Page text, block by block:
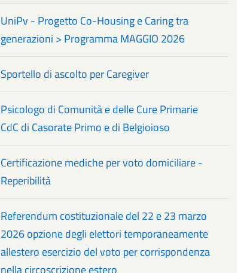
UniPv - Progetto Co-Housing e Caring tra
generazioni > Programma MAGGIO 2026
Sportello di ascolto per Caregiver
Psicologo di Comunità e delle Cure Primarie
CdC di Casorate Primo e di Belgioioso
Certificazione mediche per voto domiciliare -
Reperibilità
Referendum costituzionale del 22 e 23 marzo
2026 opzione degli elettori temporaneamente
allestero esercizio del voto per corrispondenza